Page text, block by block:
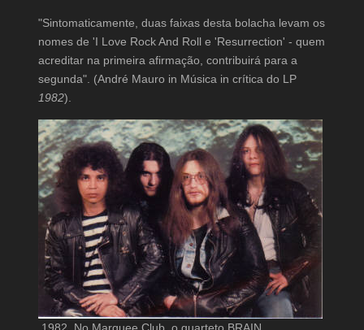
"Sintomaticamente, duas faixas desta bolacha levam os
nomes de 'I Love Rock And Roll e 'Resurrection' - quem
acreditar na primeira afirmação, contribuirá para a
segunda". (André Mauro in Música in crítica do LP
1982).
1982. No Marquee Club, o quarteto BRAIN